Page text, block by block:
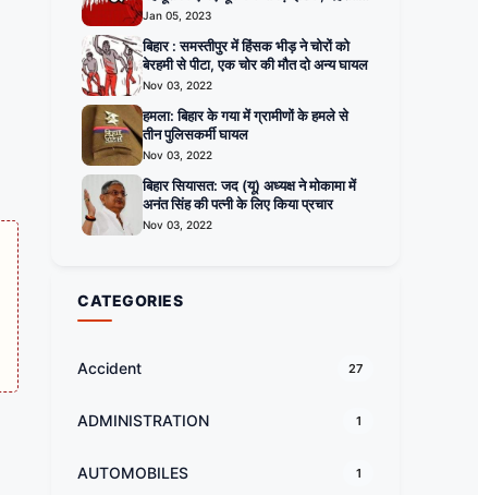
घरों से बाहर निकले लोग
Jan 05, 2023
बिहार : समस्तीपुर में हिंसक भीड़ ने चोरों को
बेरहमी से पीटा, एक चोर की मौत दो अन्य घायल
Nov 03, 2022
हमला: बिहार के गया में ग्रामीणों के हमले से
तीन पुलिसकर्मी घायल
Nov 03, 2022
बिहार सियासत: जद (यू) अध्यक्ष ने मोकामा में
अनंत सिंह की पत्नी के लिए किया प्रचार
Nov 03, 2022
CATEGORIES
Accident 27
ADMINISTRATION 1
AUTOMOBILES 1